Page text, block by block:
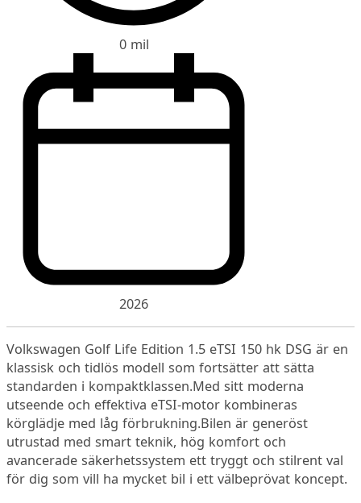
0 mil
2026
Volkswagen Golf Life Edition 1.5 eTSI 150 hk DSG är en
klassisk och tidlös modell som fortsätter att sätta
standarden i kompaktklassen.Med sitt moderna
utseende och effektiva eTSI-motor kombineras
körglädje med låg förbrukning.Bilen är generöst
utrustad med smart teknik, hög komfort och
avancerade säkerhetssystem ett tryggt och stilrent val
för dig som vill ha mycket bil i ett välbeprövat koncept.